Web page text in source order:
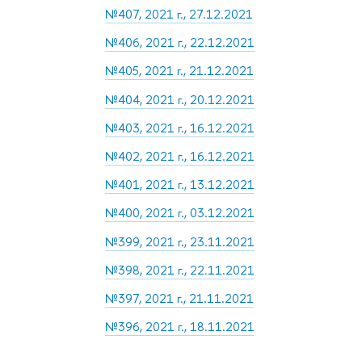
№407, 2021 г., 27.12.2021
№406, 2021 г., 22.12.2021
№405, 2021 г., 21.12.2021
№404, 2021 г., 20.12.2021
№403, 2021 г., 16.12.2021
№402, 2021 г., 16.12.2021
№401, 2021 г., 13.12.2021
№400, 2021 г., 03.12.2021
№399, 2021 г., 23.11.2021
№398, 2021 г., 22.11.2021
№397, 2021 г., 21.11.2021
№396, 2021 г., 18.11.2021